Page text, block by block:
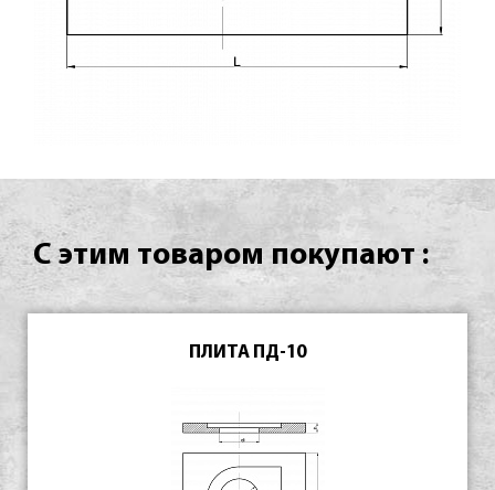
С этим товаром покупают :
ПЛИТА ПД-10